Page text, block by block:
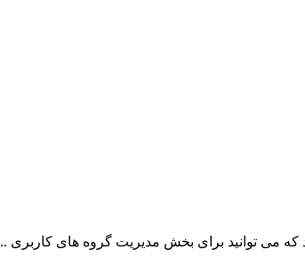
که می توانید برای بخش مدیریت گروه های کاربری ..